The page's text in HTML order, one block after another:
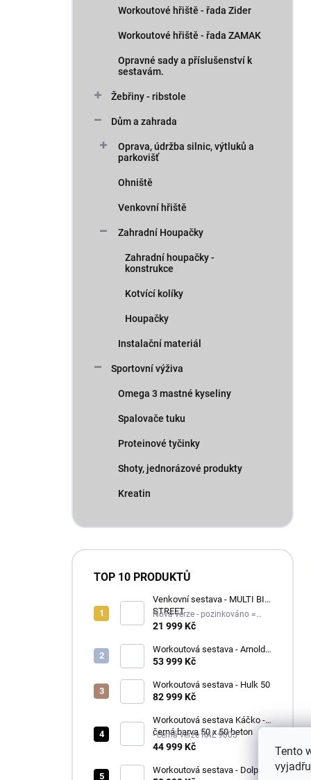
Tento
Workoutové hřiště - řada Zider
Workoutové hřiště - řada ZAMAK
Opravné sady a příslušenství k
sestavám.
Žebřiny - ribstole
Dům a zahrada
Oprava, údržba silnic, výtluků a
parkovišť
Ohniště
Venkovní hřiště
Zahradní Houpačky
Zahradní houpačky -
konstrukce
Kotvící kolíky
Houpačky
Instalační materiál
Sportovní výživa
Omega 3 mastné kyseliny
Spalovače tuku
Proteinové tyčinky
Shoty, jednorázové produkty
Kreatin
TOP 10 PRODUKTŮ
Venkovní sestava - MULTI BIG
STREET
Nová verze - pozinkováno =
delší životnost
21 999 Kč
Workoutová sestava - Arnold I
50
53 999 Kč
Workoutová sestava - Hulk 50
82 999 Kč
Workoutová sestava Káčko -
černá barva 50 x 50 beton
- černá verze RAL 9005
44 999 Kč
Workoutová sestava - Dolph